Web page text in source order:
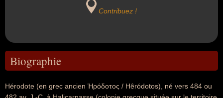
Contribuez !
Biographie
Hérodote (en grec ancien Ἡρόδοτος / Hêródotos), né vers 484 ou